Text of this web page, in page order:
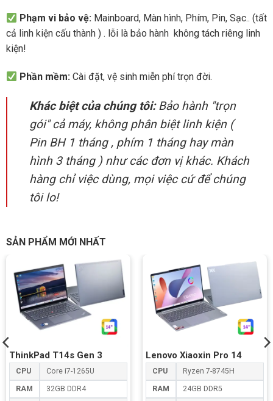
Phạm vi bảo vệ: Mainboard, Màn hình, Phím, Pin, Sạc.. (tất
cả linh kiện cấu thành ) . lỗi là bảo hành không tách riêng linh
kiện!
Phần mềm: Cài đặt, vệ sinh miễn phí trọn đời.
Khác biệt của chúng tôi:Bảo hành "trọn
gói" cả máy, không phân biệt linh kiện (
Pin BH 1 tháng , phím 1 tháng hay màn
hình 3 tháng ) như các đơn vị khác. Khách
hàng chỉ việc dùng, mọi việc cứ để chúng
tôi lo!
SẢN PHẨM MỚI NHẤT
ThinkPad T14s Gen 3
CPU Core i7-1265U
RAM 32GB DDR4
Lenovo Xiaoxin Pro 14
CPU Ryzen 7-8745H
RAM 24GB DDR5